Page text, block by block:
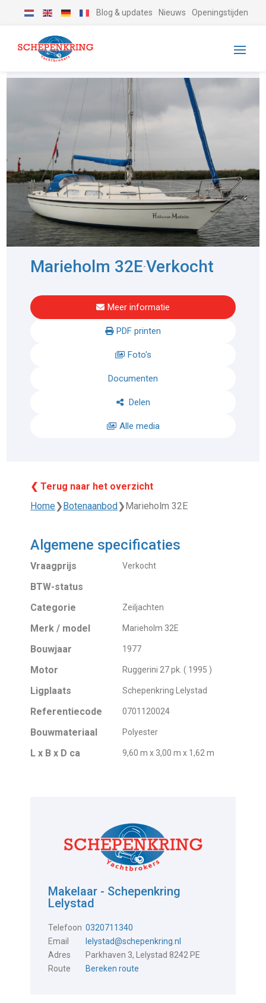
Blog & updates Nieuws Openingstijden
Marieholm 32E-Verkocht
Meer informatie
PDF printen
Foto's
Documenten
Delen
Alle media
❮ Terug naar het overzicht
Home❯Botenaanbod❯Marieholm 32E
Algemene specificaties
Vraagprijs Verkocht
BTW-status
Categorie
Zeiljachten
Merk / model Marieholm 32E
Bouwjaar 1977
Motor Ruggerini 27 pk. ( 1995 )
Ligplaats Schepenkring Lelystad
Referentiecode 0701120024
Bouwmateriaal Polyester
L x B x D ca 9,60 m x 3,00 m x 1,62 m
Makelaar - Schepenkring
Lelystad
Telefoon 0320711340
Email
lelystad@schepenkring.nl
Adres
Parkhaven 3, Lelystad 8242 PE
Route
Bereken route